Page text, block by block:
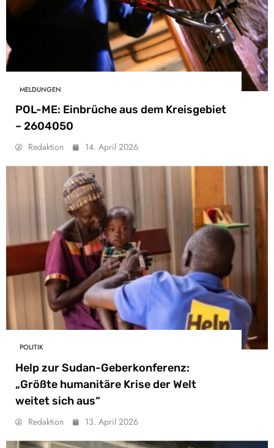
MELDUNGEN
POL-ME: Einbrüche aus dem Kreisgebiet
– 2604050
Redaktion 14. April 2026
POLITIK
Help zur Sudan-Geberkonferenz:
„Größte humanitäre Krise der Welt
weitet sich aus“
Redaktion 13. April 2026